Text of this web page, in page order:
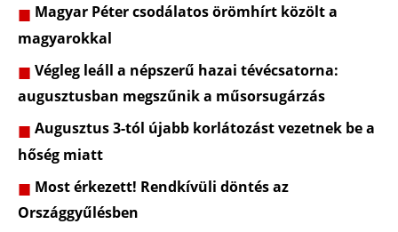
Magyar Péter csodálatos örömhírt közölt a
magyarokkal
Végleg leáll a népszerű hazai tévécsatorna:
augusztusban megszűnik a műsorsugárzás
Augusztus 3-tól újabb korlátozást vezetnek be a
hőség miatt
Most érkezett! Rendkívüli döntés az
Országgyűlésben